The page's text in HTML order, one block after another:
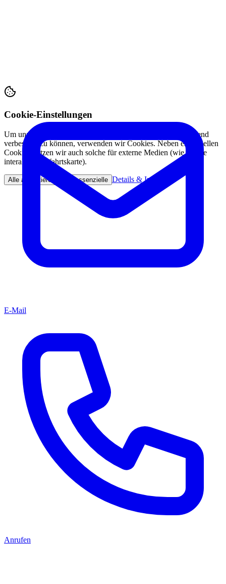
E-Mail
Anrufen
Cookie-Einstellungen
Um unsere Webseite für Sie optimal zu gestalten und fortlaufend
verbessern zu können, verwenden wir Cookies. Neben essenziellen
Cookies nutzen wir auch solche für externe Medien (wie unsere
interaktive Anfahrtskarte).
Alle akzeptieren Nur essenzielle Details & Info